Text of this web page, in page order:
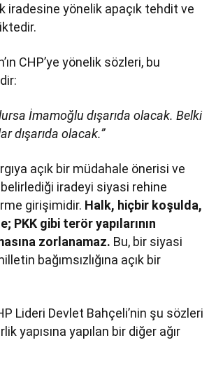
iradesine yönelik apaçık tehdit ve
CHP’ye yönelik sözleri, bu
İmamoğlu dışarıda olacak. Belki
dışarıda olacak.”
açık bir müdahale önerisi ve
belirlediği iradeyi siyasi rehine
girişimidir. Halk, hiçbir koşulda,
PKK gibi terör yapılarının
zorlanamaz. Bu, bir siyasi
bağımsızlığına açık bir
Lideri Devlet Bahçeli’nin şu sözleri
yapısına yapılan bir diğer ağır